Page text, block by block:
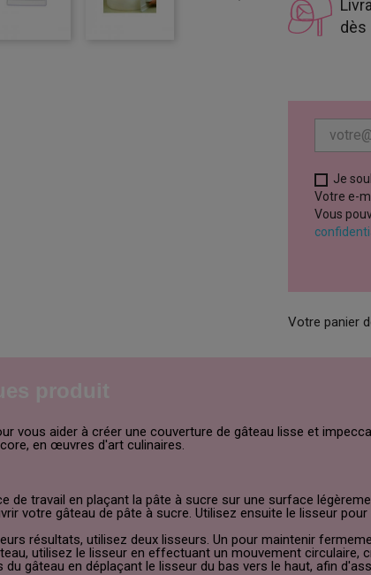
dès
Je
Votre e-
Vous
Votre panier
vous aider à créer une couverture de gâteau lisse et
en œuvres d'art culinaires.
de travail en plaçant la pâte à sucre sur une surface
votre gâteau de pâte à sucre. Utilisez ensuite le lisseur
résultats, utilisez deux lisseurs. Un pour maintenir
utilisez le lisseur en effectuant un mouvement circulaire,
du gâteau en déplaçant le lisseur du bas vers le haut, afin